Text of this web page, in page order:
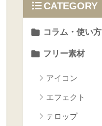
CATEGORY
コラム・使い方
フリー素材
アイコン
エフェクト
テロップ